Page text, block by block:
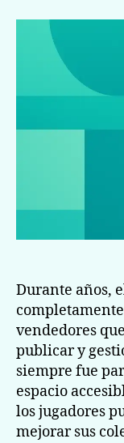
Entrada
Durante años,
vendedores
publicar y
siempre fue
espacio
los jugadores
mejorar sus